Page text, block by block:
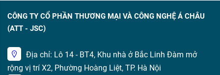
CÔNG TY CỔ PHẦN THƯƠNG MẠI VÀ CÔNG NGHỆ Á CHÂU
(ATT - JSC)
Địa chỉ: Lô 14 - BT4, Khu nhà ở Bắc Linh Đàm mở
rộng vị trí X2, Phường Hoàng Liệt, TP. Hà Nội